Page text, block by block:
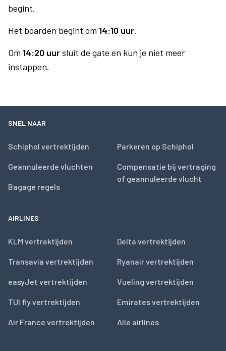
begint.
Het boarden begint om 14:10 uur.
Om 14:20 uursluit de gate en kun je niet meer
instappen.
SNEL NAAR
Schiphol vertrektijden
Geannuleerde vluchten
Bagage regels
Parkeren op Schiphol
Compensatie bij vertraging
of geannuleerde vlucht
AIRLINES
KLM vertrektijden
Transavia vertrektijden
easyJet vertrektijden
TUI fly vertrektijden
Air France vertrektijden
Delta vertrektijden
Ryanair vertrektijden
Vueling vertrektijden
Emirates vertrektijden
Alle airlines